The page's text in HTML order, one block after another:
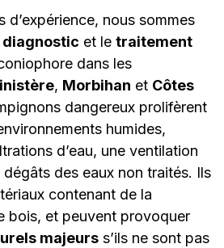
d’expérience, nous sommes
diagnostic et le traitement
dans les
, Morbihan et Côtes
dangereux prolifèrent
humides,
d’eau, une ventilation
des eaux non traités. Ils
contenant de la
bois, et peuvent provoquer
majeurs s’ils ne sont pas